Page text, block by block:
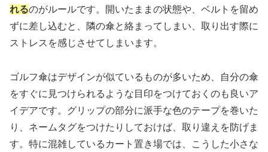
れるのがルールです。開いたままの状態や、ベルトを留め
ずに差し込むと、隣の傘と絡まってしまい、取り出す際に
ストレスを感じさせてしまいます。
ゴルフ傘はデザインが似ているものが多いため、自分の傘
をすぐに見つけられるような目印をつけておくのも良いア
イデアです。グリップの部分に派手な色のテープを巻いた
り、ネームタグをつけたりしておけば、取り違えを防げま
す。特に混雑しているカート置き場では、こうした小さな